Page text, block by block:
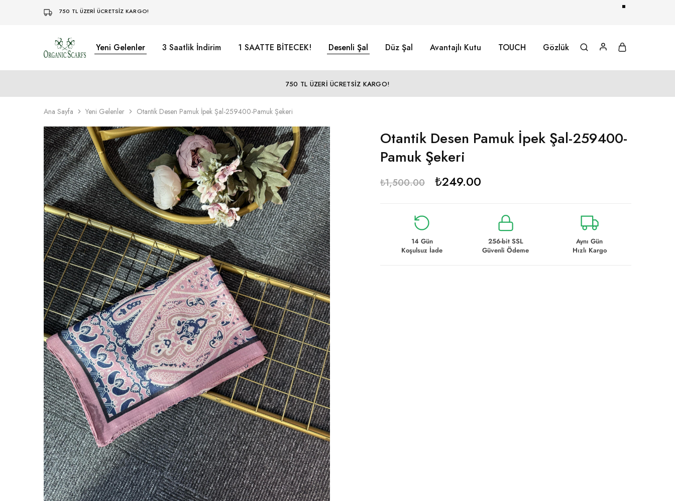
750 TL ÜZERİ ÜCRETSİZ KARGO!
Organikscarf Yeni Gelenler 3 Saatlik İndirim 1 SAATTE BİTECEK! Desenli Şal Düz Şal Avantajlı Kutu TOUCH Gözlük
750 TL ÜZERİ ÜCRETSİZ KARGO!
Ana Sayfa Yeni Gelenler Otantik Desen Pamuk İpek Şal-259400-Pamuk Şekeri
Otantik Desen Pamuk İpek Şal-259400-
Pamuk Şekeri
₺1,500.00 ₺249.00
14 Gün
Koşulsuz İade
256-bit SSL
Güvenli Ödeme
Aynı Gün
Hızlı Kargo